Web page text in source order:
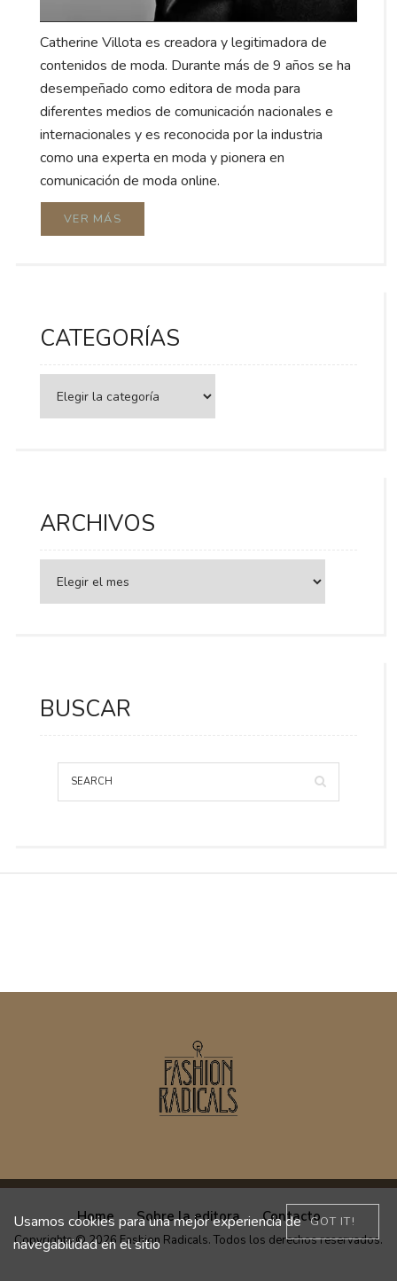
Catherine Villota es creadora y legitimadora de
contenidos de moda. Durante más de 9 años se ha
desempeñado como editora de moda para
diferentes medios de comunicación nacionales e
internacionales y es reconocida por la industria
como una experta en moda y pionera en
comunicación de moda online.
VER MÁS
CATEGORÍAS
ARCHIVOS
BUSCAR
Home Sobre la editora Contacto
Copyrights © 2026 Fashion Radicals. Todos los derechos reservados.
GOT IT!
Usamos cookies para una mejor experiencia de
navegabilidad en el sitio